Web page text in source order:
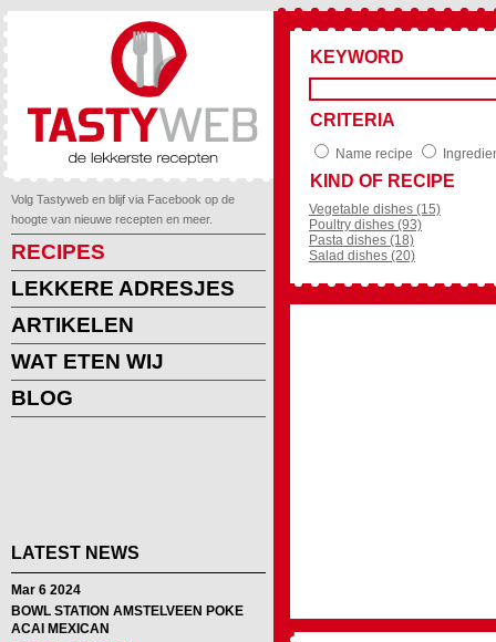
Volg Tastyweb en blijf via Facebook op de
hoogte van nieuwe recepten en meer.
RECIPES
LEKKERE ADRESJES
ARTIKELEN
WAT ETEN WIJ
BLOG
LATEST NEWS
Mar 6 2024
BOWL STATION AMSTELVEEN POKE
ACAI MEXICAN
KEYWORD
CRITERIA
Name recipe
KIND OF RECIPE
Vegetable dishes (15)
Poultry dishes (93)
Pasta dishes (18)
Salad dishes (20)